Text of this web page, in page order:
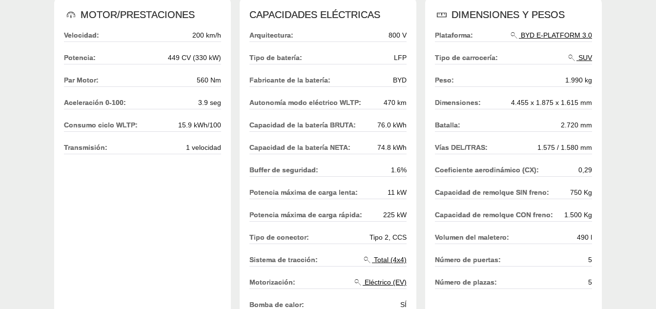
MOTOR/PRESTACIONES
Velocidad: 200 km/h
Potencia: 449 CV (330 kW)
Par Motor: 560 Nm
Aceleración 0-100: 3.9 seg
Consumo ciclo WLTP: 15.9 kWh/100
Transmisión: 1 velocidad
CAPACIDADES ELÉCTRICAS
Arquitectura: 800 V
Tipo de batería: LFP
Fabricante de la batería: BYD
Autonomía modo eléctrico WLTP: 470 km
Capacidad de la batería BRUTA: 76.0 kWh
Capacidad de la batería NETA: 74.8 kWh
Buffer de seguridad: 1.6%
Potencia máxima de carga lenta: 11 kW
Potencia máxima de carga rápida: 225 kW
Tipo de conector: Tipo 2, CCS
Sistema de tracción: Total (4x4)
Motorización: Eléctrico (EV)
Bomba de calor: SÍ
DIMENSIONES Y PESOS
Plataforma: BYD E-PLATFORM 3.0
Tipo de carrocería: SUV
Peso: 1.990 kg
Dimensiones: 4.455 x 1.875 x 1.615 mm
Batalla: 2.720 mm
Vías DEL/TRAS: 1.575 / 1.580 mm
Coeficiente aerodinámico (CX): 0,29
Capacidad de remolque SIN freno: 750 Kg
Capacidad de remolque CON freno: 1.500 Kg
Volumen del maletero: 490 l
Número de puertas: 5
Número de plazas: 5